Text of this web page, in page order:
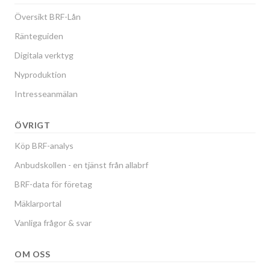
Översikt BRF-Lån
Ränteguiden
Digitala verktyg
Nyproduktion
Intresseanmälan
ÖVRIGT
Köp BRF-analys
Anbudskollen - en tjänst från allabrf
BRF-data för företag
Mäklarportal
Vanliga frågor & svar
OM OSS